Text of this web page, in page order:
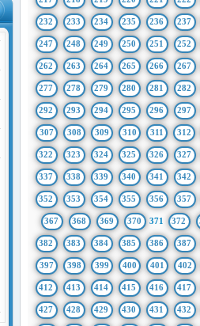
232 233 234 235 236 237
247 248 249 250 251 252
262 263 264 265 266 267
277 278 279 280 281 282
292 293 294 295 296 297
307 308 309 310 311 312
322 323 324 325 326 327
337 338 339 340 341 342
352 353 354 355 356 357
367 368 369 370 371 372
382 383 384 385 386 387
397 398 399 400 401 402
412 413 414 415 416 417
427 428 429 430 431 432